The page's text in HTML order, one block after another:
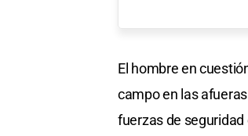
El hombre en
campo en las
fuerzas de seguridad